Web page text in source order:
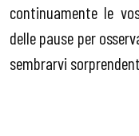
continuamente le
delle pause per
sembrarvi